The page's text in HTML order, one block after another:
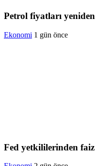
Petrol fiyatları
Ekonomi 1 gün önce
Fed yetkililerinden faiz